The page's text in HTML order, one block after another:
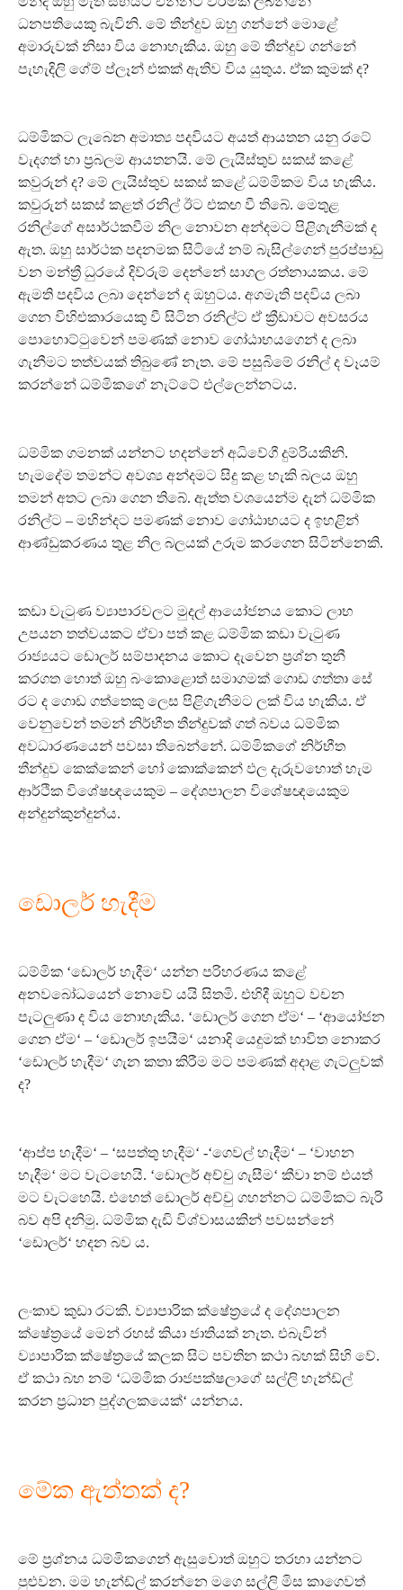
ධනපතියෙකු බැවිනි. මේ තීන්දුව ඔහු ගන්නේ මොළේ
අමාරුවක් නිසා විය නොහැකිය. ඔහු මේ තීන්දුව ගන්නේ
පැහැදිලි ගේම් ප්ලෑන් එකක් ඇතිව විය යුතුය. ඒක කුමක් ද?
ධම්මිකට ලැබෙන අමාත්‍ය පදවියට අයත් ආයතන යනු රටේ
වැදගත් හා ප්‍රබලම ආයතනයි. මේ ලැයිස්තුව සකස් කළේ
කවුරුන් ද? මේ ලැයිස්තුව සකස් කළේ ධම්මිකම විය හැකිය.
කවුරුන් සකස් කළත් රනිල් ඊට එකඟ වී තිබේ. මෙතුළ
රනිල්ගේ අසාර්ථකවීම නිල නොවන අන්දමට පිළිගැනීමක් ද
ඇත. ඔහු සාර්ථක පදනමක සිටියේ නම් බැසිල්ගෙන් පුරප්පාඩු
වන මන්ත්‍රී ධුරයේ දිව්රුම් දෙන්නේ සාගල රත්නායකය. මේ
ඇමති පදවිය ලබා දෙන්නේ ද ඔහුටය. අගමැති පදවිය ලබා
ගෙන විහිළුකාරයෙකු වී සිටින රනිල්ට ඒ ක්‍රීඩාවට අවසරය
පොහොට්ටුවෙන් පමණක් නොව ගෝඨාභයගෙන් ද ලබා
ගැනීමට තත්වයක් තිබුණේ නැත. මේ පසුබිමේ රනිල් ද වෑයම්
කරන්නේ ධම්මිකගේ නැට්ටේ එල්ලෙන්නටය.
ධම්මික ගමනක් යන්නට හදන්නේ අධිවේගී දුම්රියකිනි.
හැමදේම තමන්ට අවශ්‍ය අන්දමට සිදු කළ හැකි බලය ඔහු
තමන් අතට ලබා ගෙන තිබේ. ඇත්ත වශයෙන්ම දැන් ධම්මික
රනිල්ට – මහින්දට පමණක් නොව ගෝඨාභයට ද ඉහළින්
ආණ්ඩුකරණය තුළ නිල බලයක් උරුම කරගෙන සිටින්නෙකි.
කඩා වැටුණ ව්‍යාපාරවලට මුදල් ආයෝජනය කොට ලාභ
උපයන තත්වයකට ඒවා පත් කළ ධම්මික කඩා වැටුණ
රාජ්‍යයට ඩොලර් සම්පාදනය කොට දැවෙන ප්‍රශ්න තුනී
කරගත හොත් ඔහු බංකොළොත් සමාගමක් ගොඩ ගත්තා සේ
රට ද ගොඩ ගත්තෙකු ලෙස පිළිගැනීමට ලක් විය හැකිය. ඒ
වෙනුවෙන් තමන් නිර්භීත තීන්දුවක් ගත් බවය ධම්මික
අවධාරණයෙන් පවසා තිබෙන්නේ. ධම්මිකගේ නිර්භීත
තීන්දුව කෙක්කෙන් හෝ කොක්කෙන් ඵල දැරුවහොත් හැම
ආර්ථික විශේෂඥයෙකුම – දේශපාලන විශේෂඥයෙකුම
අන්දුන්කුන්දුන්ය.
ඩොලර් හැදීම
ධම්මික ‘ඩොලර් හැදීම‘ යන්න පරිහරණය කළේ
අනවබෝධයෙන් නොවේ යයි සිතමි. එහිදී ඔහුට වචන
පැටලුණා ද විය නොහැකිය. ‘ඩොලර් ගෙන ඒම‘ – ‘ආයෝජන
ගෙන ඒම‘ – ‘ඩොලර් ඉපයීම‘ යනාදි යෙදුමක් භාවිත නොකර
‘ඩොලර් හැදීම‘ ගැන කතා කිරීම මට පමණක් අදාළ ගැටලුවක්
ද?
‘ආප්ප හැදීම‘ – ‘සපත්තු හැදීම‘ -‘ගෙවල් හැදීම‘ – ‘වාහන
හැදීම‘ මට වැටහෙයි. ‘ඩොලර් අච්චු ගැසීම‘ කීවා නම් එයත්
මට වැටහෙයි. එහෙත් ඩොලර් අච්චු ගහන්නට ධම්මිකට බැරි
බව අපි දනිමු. ධම්මික දැඩි විශ්වාසයකින් පවසන්නේ
‘ඩොලර්‘ හදන බව ය.
ලංකාව කුඩා රටකි. ව්‍යාපාරික ක්ෂේත්‍රයේ ද දේශපාලන
ක්ෂේත්‍රයේ මෙන් රහස් කියා ජාතියක් නැත. එබැවින්
ව්‍යාපාරික ක්ෂේත්‍රයේ කලක සිට පවතින කථා බහක් සිහි වේ.
ඒ කථා බහ නම් ‘ධම්මික රාජපක්ෂලාගේ සල්ලි හැන්ඩ්ල්
කරන ප්‍රධාන පුද්ගලකයෙක්‘ යන්නය.
මේක ඇත්තක් ද?
මේ ප්‍රශ්නය ධම්මිකගෙන් ඇසුවොත් ඔහුට තරහා යන්නට
පුළුවන. මම හැන්ඩ්ල් කරන්නෙ මගෙ සල්ලි මිස කාගෙවත්